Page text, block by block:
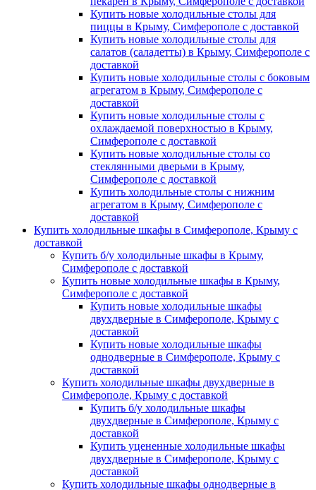
Купить новые холодильные столы для
пиццы в Крыму, Симферополе с доставкой
Купить новые холодильные столы для
салатов (саладетты) в Крыму, Симферополе с
доставкой
Купить новые холодильные столы с боковым
агрегатом в Крыму, Симферополе с
доставкой
Купить новые холодильные столы с
охлаждаемой поверхностью в Крыму,
Симферополе с доставкой
Купить новые холодильные столы со
стеклянными дверьми в Крыму,
Симферополе с доставкой
Купить холодильные столы с нижним
агрегатом в Крыму, Симферополе с
доставкой
Купить холодильные шкафы в Симферополе, Крыму с
доставкой
Купить б/у холодильные шкафы в Крыму,
Симферополе с доставкой
Купить новые холодильные шкафы в Крыму,
Симферополе с доставкой
Купить новые холодильные шкафы
двухдверные в Симферополе, Крыму с
доставкой
Купить новые холодильные шкафы
однодверные в Симферополе, Крыму с
доставкой
Купить холодильные шкафы двухдверные в
Симферополе, Крыму с доставкой
Купить б/у холодильные шкафы
двухдверные в Симферополе, Крыму с
доставкой
Купить уцененные холодильные шкафы
двухдверные в Симферополе, Крыму с
доставкой
Купить холодильные шкафы однодверные в